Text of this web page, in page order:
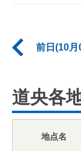
前日(10月
道央各
地点名